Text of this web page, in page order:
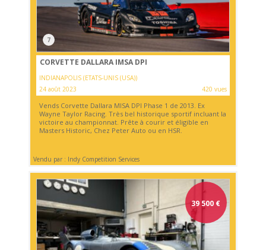
7
CORVETTE DALLARA IMSA DPI
INDIANAPOLIS (ETATS-UNIS (USA))
24 août 2023
420 vues
Vends Corvette Dallara MISA DPI Phase 1 de 2013. Ex
Wayne Taylor Racing. Très bel historique sportif incluant la
victoire au championnat. Prête à courir et éligible en
Masters Historic, Chez Peter Auto ou en HSR.
Vendu par : Indy Competition Services
39 500 €